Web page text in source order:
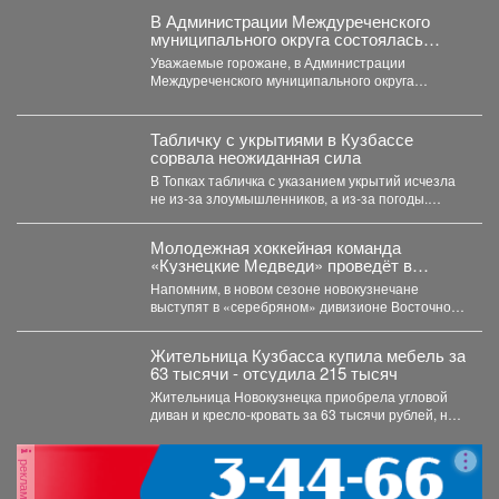
В Администрации Междуреченского
муниципального округа состоялась
тренировка по отработке действий сил и
средств по пресечению
террористического акта
Уважаемые горожане, в Администрации
Междуреченского муниципального округа
сил и средств...
Табличку с укрытиями в Кузбассе
сорвала неожиданная сила
В Топках табличка с указанием укрытий исчезла
не из-за злоумышленников, а из-за погоды.
Молодежная хоккейная команда
«Кузнецкие Медведи» проведёт в
предстоящем чемпионате МХЛ 54
матча.
Напомним, в новом сезоне новокузнечане
выступят в «серебряном» дивизионе Восточной
Жительница Кузбасса купила мебель за
63 тысячи - отсудила 215 тысяч
Жительница Новокузнецка приобрела угловой
диван и кресло-кровать за 63 тысячи рублей, но
реклама